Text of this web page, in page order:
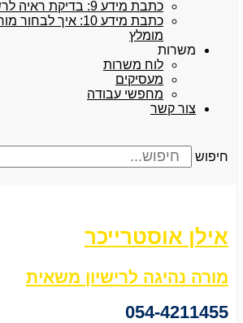
כתבת מידע 9: בדיקת ראיה לרשיון למשאית
כתבת מידע 10: איך
מומלץ
משרות
לוח משרות
מעסיקים
מחפשי עבודה
צור קשר
חיפוש
אילן אוסטרייכר
מורה נהיגה לרישיון משאית
054-4211455